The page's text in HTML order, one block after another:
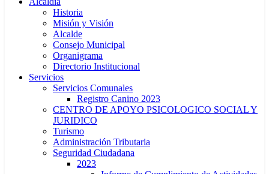
Historia
Misión y Visión
Alcalde
Consejo Municipal
Organigrama
Directorio Institucional
Servicios
Servicios Comunales
Registro Canino 2023
CENTRO DE APOYO PSICOLOGICO SOCIAL Y
JURIDICO
Turismo
Administración Tributaria
Seguridad Ciudadana
2023